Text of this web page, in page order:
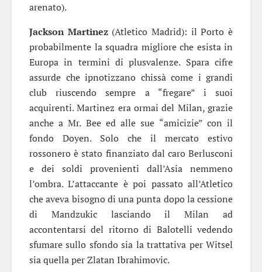
arenato).
Jackson Martinez(Atletico Madrid): il Porto è
probabilmente la squadra migliore che esista in
Europa in termini di plusvalenze. Spara cifre
assurde che ipnotizzano chissà come i grandi
club riuscendo sempre a “fregare” i suoi
acquirenti. Martinez era ormai del Milan, grazie
anche a Mr. Bee ed alle sue “amicizie” con il
fondo Doyen. Solo che il mercato estivo
rossonero è stato finanziato dal caro Berlusconi
e dei soldi provenienti dall’Asia nemmeno
l’ombra. L’attaccante è poi passato all’Atletico
che aveva bisogno di una punta dopo la cessione
di Mandzukic lasciando il Milan ad
accontentarsi del ritorno di Balotelli vedendo
sfumare sullo sfondo sia la trattativa per Witsel
sia quella per Zlatan Ibrahimovic.